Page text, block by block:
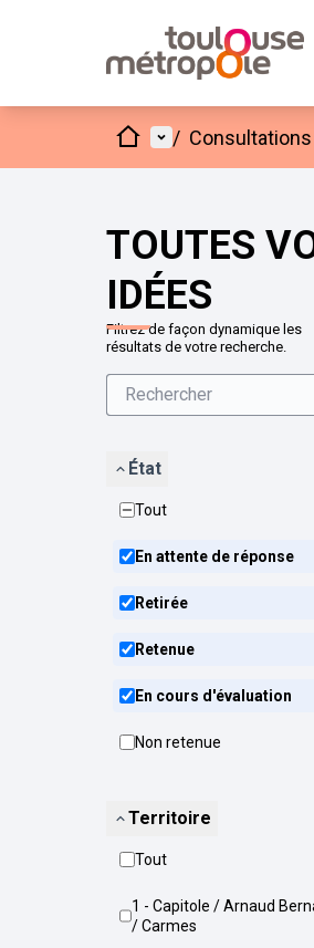
AccueilMenu principal
/ Consultations
TOUTES
IDÉES
Filtrez de façon dynamique les
résultats de votre recherche.
État
Tout
En attente de réponse
Retirée
Retenue
En cours d'évaluation
Non retenue
Territoire
Tout
1 - Capitole / Arnaud Bernard
/ Carmes